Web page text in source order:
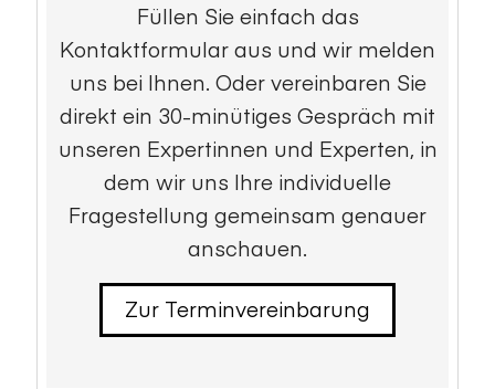
Füllen Sie einfach das
Kontaktformular aus und wir melden
uns bei Ihnen. Oder vereinbaren Sie
direkt ein 30-minütiges Gespräch mit
unseren Expertinnen und Experten, in
dem wir uns Ihre individuelle
Fragestellung gemeinsam genauer
anschauen.
Zur Terminvereinbarung